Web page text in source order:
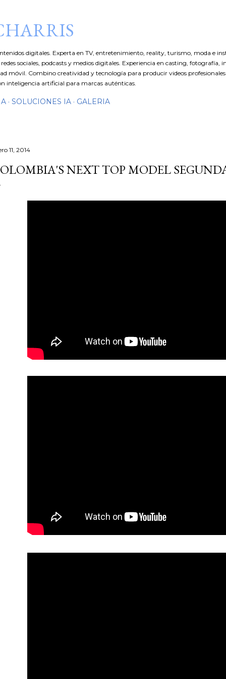
digitales. Experta en TV, entretenimiento, reality, turismo, moda e
sociales, podcasts y medios digitales. Experiencia en casting, fotografía,
móvil. Combino creatividad y tecnología para producir videos
inteligencia artificial para marcas auténticas.
SOLUCIONES IA GALERIA
11, 2014
NEXT TOP MODEL